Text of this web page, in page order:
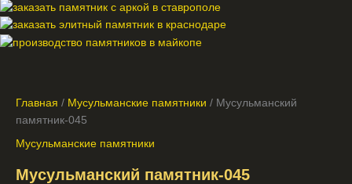
Главная / Мусульманские памятники / Мусульманский
памятник-045
Мусульманские памятники
Мусульманский памятник-045